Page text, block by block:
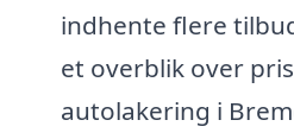
indhente flere
et overblik over
autolakering i